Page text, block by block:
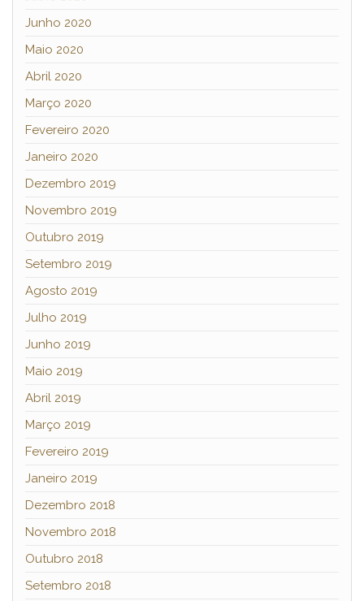
Junho 2020
Maio 2020
Abril 2020
Março 2020
Fevereiro 2020
Janeiro 2020
Dezembro 2019
Novembro 2019
Outubro 2019
Setembro 2019
Agosto 2019
Julho 2019
Junho 2019
Maio 2019
Abril 2019
Março 2019
Fevereiro 2019
Janeiro 2019
Dezembro 2018
Novembro 2018
Outubro 2018
Setembro 2018